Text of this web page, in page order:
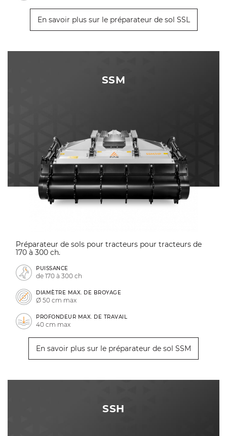
En savoir plus sur le préparateur de sol SSL
SSM
Préparateur de sols pour tracteurs pour tracteurs de
170 à 300 ch.
PUISSANCE
de 170 à 300 ch
DIAMÈTRE MAX. DE BROYAGE
Ø 50 cm max
PROFONDEUR MAX. DE TRAVAIL
40 cm max
En savoir plus sur le préparateur de sol SSM
SSH